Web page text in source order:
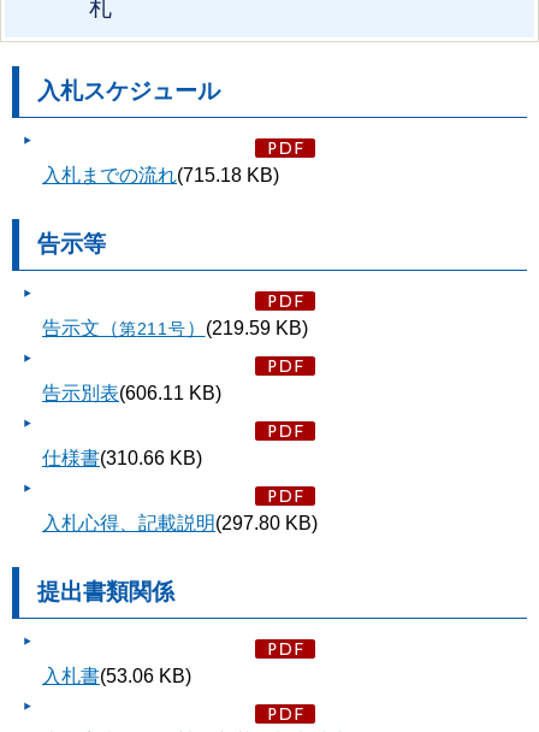
札
入札スケジュール
入札までの流れ(715.18 KB)
告示等
告示文（第211号） (219.59 KB)
告示別表(606.11 KB)
仕様書(310.66 KB)
入札心得、記載説明(297.80 KB)
提出書類関係
入札書(53.06 KB)